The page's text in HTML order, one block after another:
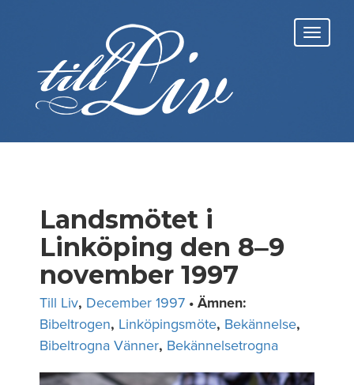
Landsmötet i
Linköping den 8‒9
november 1997
Till Liv, December 1997 • Ämnen:
Bibeltrogen, Linköpingsmöte, Bekännelse,
Bibeltrogna Vänner, Bekännelsetrogna